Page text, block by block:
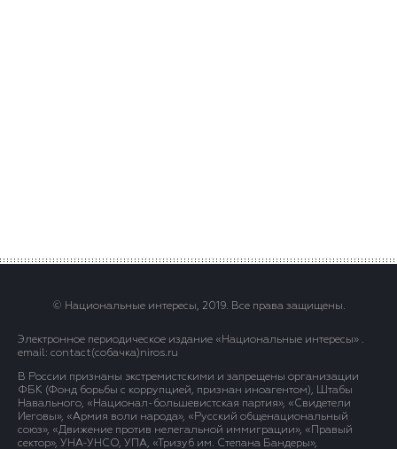
© Национальные интересы, 2019. Все права защищены.
Электронное периодическое издание «Национальные интересы» .
email: contact(сoбaчка)niros.ru
В России признаны экстремистскими и запрещены организации
ФБК (Фонд борьбы с коррупцией, признан иноагентом), Штабы
Навального, «Национал-большевистская партия», «Свидетели
Иеговы», «Армия воли народа», «Русский общенациональный
союз», «Движение против нелегальной иммиграции», «Правый
сектор», УНА-УНСО, УПА, «Тризуб им. Степана Бандеры»,